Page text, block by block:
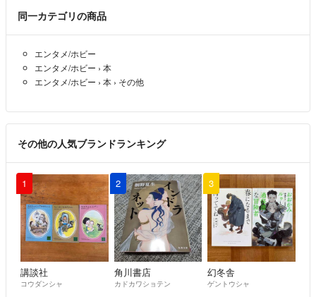
同一カテゴリの商品
エンタメ/ホビー
エンタメ/ホビー › 本
エンタメ/ホビー › 本 › その他
その他の人気ブランドランキング
1
講談社
コウダンシャ
2
角川書店
カドカワショテン
3
幻冬舎
ゲントウシャ